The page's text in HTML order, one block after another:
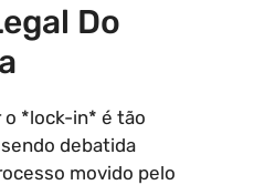
Do
o *lock-in* é tão
debatida
movido pelo